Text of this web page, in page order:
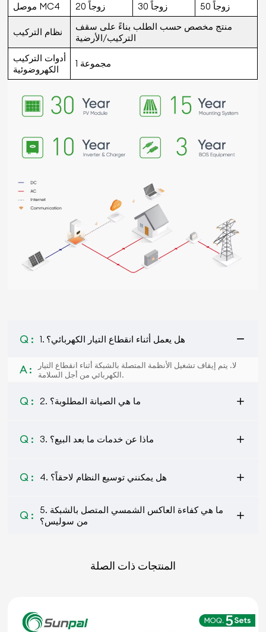
موصل MC4 20 زوجاً 30 زوجاً 50 زوجاً
نظام التركيب
منتج مخصص حسب الطلب بناءً على سقف
التركيب/الأرضية
أدوات التركيب
الكهروضوئية
1 مجموعة
Q : 1. هل يعمل أثناء انقطاع التيار الكهربائي؟
A :
لا. يتم إيقاف تشغيل الأنظمة المتصلة بالشبكة أثناء انقطاع التيار
الكهربائي من أجل السلامة.
Q : 2. ما هي الصيانة المطلوبة؟
Q : 3. ماذا عن خدمات ما بعد البيع؟
Q : 4. هل يمكنني توسيع النظام لاحقاً؟
Q :
5. ما هي كفاءة العاكس الشمسي المتصل بالشبكة
من سوليس؟
المنتجات ذات الصلة